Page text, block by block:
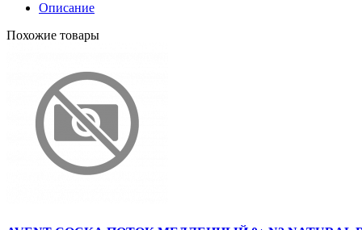
Описание
Похожие товары